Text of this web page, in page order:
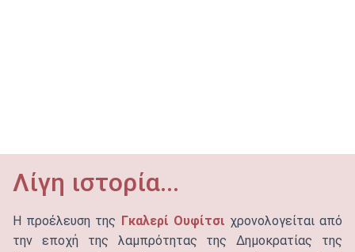
Λίγη ιστορία...
Η προέλευση της Γκαλερί Ουφίτσι χρονολογείται από
την εποχή της λαμπρότητας της Δημοκρατίας της